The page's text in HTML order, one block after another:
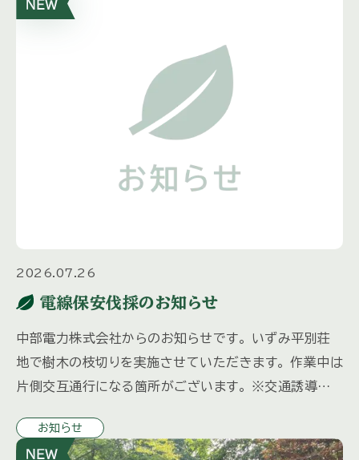
2026.07.26
電線保安伐採のお知らせ
中部電力株式会社からのお知らせです。 いずみ平別荘
地で樹木の枝切りを実施させていただきます。 作業中は
片側交互通行になる箇所がございます。 ※交通誘導員
等でご迷惑をおか […]
お知らせ